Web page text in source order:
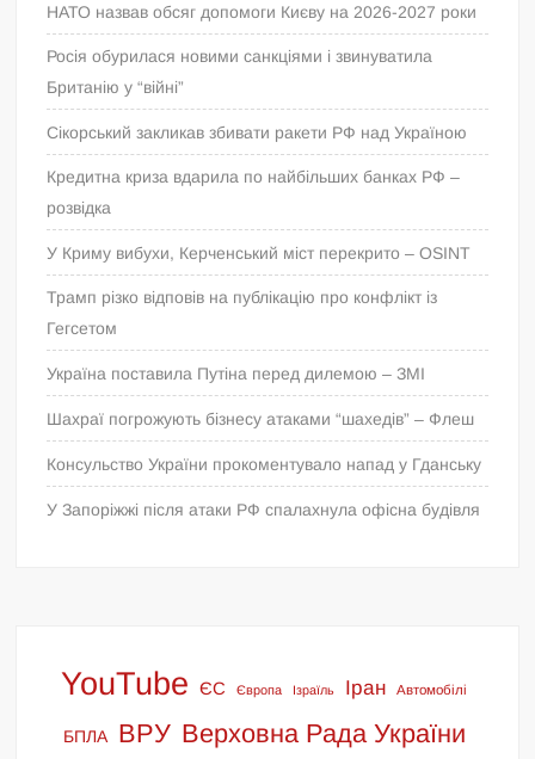
НАТО назвав обсяг допомоги Києву на 2026-2027 роки
Росія обурилася новими санкціями і звинуватила
Британію у “війні”
Сікорський закликав збивати ракети РФ над Україною
Кредитна криза вдарила по найбільших банках РФ –
розвідка
У Криму вибухи, Керченський міст перекрито – OSINT
Трамп різко відповів на публікацію про конфлікт із
Гегсетом
Україна поставила Путіна перед дилемою – ЗМІ
Шахраї погрожують бізнесу атаками “шахедів” – Флеш
Консульство України прокоментувало напад у Гданську
У Запоріжжі після атаки РФ спалахнула офісна будівля
YouTube ЄС Європа Ізраїль Іран Автомобілі
БПЛА ВРУ Верховна Рада України